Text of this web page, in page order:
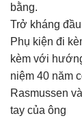
bằng.
Trở kháng
Phụ kiện đi
kèm với
niệm 40 năm
Rasmussen
tay của ông